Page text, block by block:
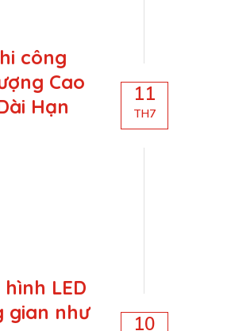
công
Cao
Hạn
11
TH7
LED
gian như
10